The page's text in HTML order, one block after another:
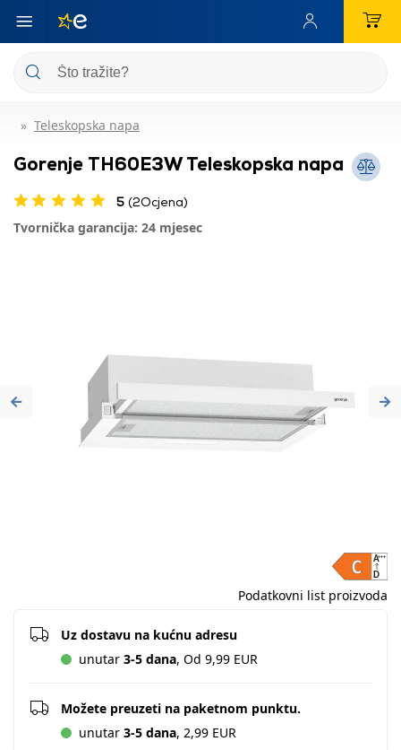
Teleskopska napa
Gorenje TH60E3W Teleskopska napa
5 (2Ocjena)
Tvornička garancija: 24 mjesec
Previous
Podatkovni list proizvoda
Uz dostavu na kućnu adresu
unutar 3-5 dana, Od 9,99 EUR
Možete preuzeti na paketnom punktu.
unutar 3-5 dana, 2,99 EUR